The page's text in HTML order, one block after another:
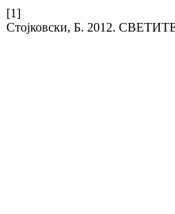
[1]
Стојковски, Б. 2012.